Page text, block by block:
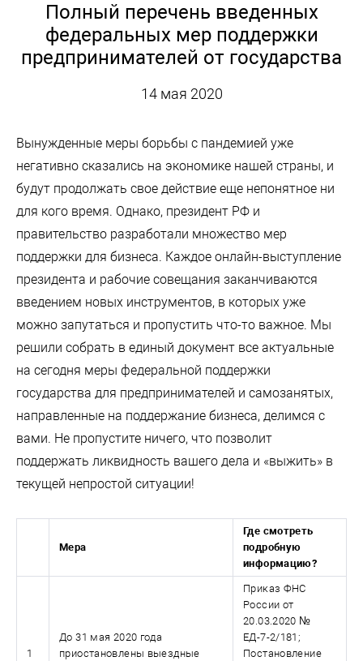
Полный перечень введенных
федеральных мер поддержки
предпринимателей от государства
14 мая 2020
Вынужденные меры борьбы с пандемией уже
негативно сказались на экономике нашей страны, и
будут продолжать свое действие еще непонятное ни
для кого время. Однако, президент РФ и
правительство разработали множество мер
поддержки для бизнеса. Каждое онлайн-выступление
президента и рабочие совещания заканчиваются
введением новых инструментов, в которых уже
можно запутаться и пропустить что-то важное. Мы
решили собрать в единый документ все актуальные
на сегодня меры федеральной поддержки
государства для предпринимателей и самозанятых,
направленные на поддержание бизнеса, делимся с
вами. Не пропустите ничего, что позволит
поддержать ликвидность вашего дела и «выжить» в
текущей непростой ситуации!
Мера
Где смотреть
подробную
информацию?
1
До 31 мая 2020 года
приостановлены выездные
Приказ ФНС
России от
20.03.2020 №
ЕД-7-2/181;
Постановление